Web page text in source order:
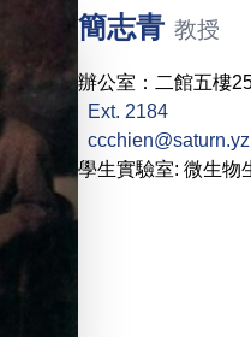
簡志青 教授
辦公室：二館五樓
Ext. 2184
學生實驗室: 微生物